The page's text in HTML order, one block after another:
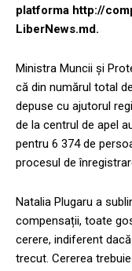
platforma http://
LiberNews.md.
Ministra Muncii și
că din numărul total
depuse cu ajutorul
de la centrul de apel
pentru 6 374 de
procesul de
Natalia Plugaru a
compensații, toate
cerere, indiferent
trecut. Cererea